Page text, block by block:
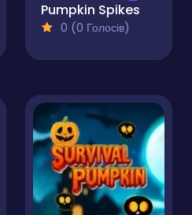
Pumpkin Spikes
0 (0 Голосів)